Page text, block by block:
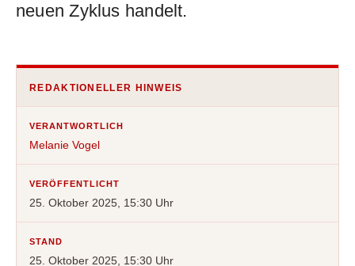
neuen Zyklus handelt.
REDAKTIONELLER HINWEIS
VERANTWORTLICH
Melanie Vogel
VERÖFFENTLICHT
25. Oktober 2025, 15:30 Uhr
STAND
25. Oktober 2025, 15:30 Uhr